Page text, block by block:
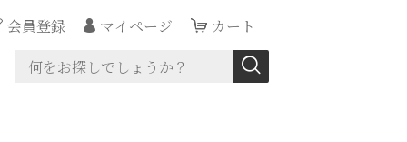
会員登録 マイページ カート